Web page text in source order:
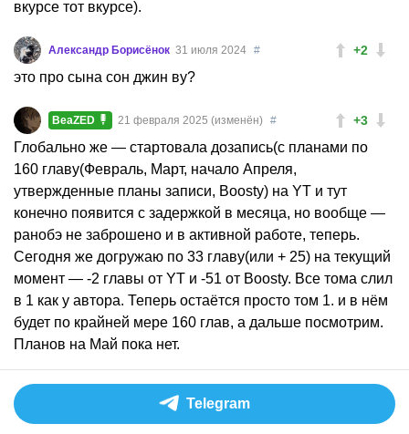
вкурсе тот вкурсе).
+2
Александр Борисёнок 31 июля 2024 #
это про сына сон джин ву?
+3
BeaZED 21 февраля 2025 (изменён) #
Глобально же — стартовала дозапись(с планами по
160 главу(Февраль, Март, начало Апреля,
утвержденные планы записи, Boosty) на YT и тут
конечно появится с задержкой в месяца, но вообще —
ранобэ не заброшено и в активной работе, теперь.
Сегодня же догружаю по 33 главу(или + 25) на текущий
момент — -2 главы от YT и -51 от Boosty. Все тома слил
в 1 как у автора. Теперь остаётся просто том 1. и в нём
будет по крайней мере 160 глав, а дальше посмотрим.
Планов на Май пока нет.
Telegram